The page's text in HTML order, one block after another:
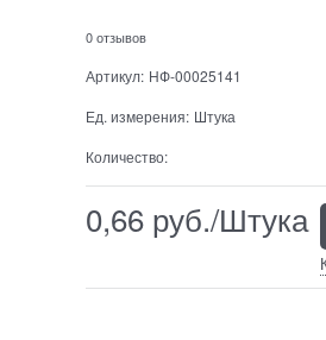
0 отзывов
Артикул: НФ-00025141
Ед. измерения: Штука
Количество:
0,66 руб./Штука